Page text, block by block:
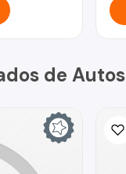
de Autos